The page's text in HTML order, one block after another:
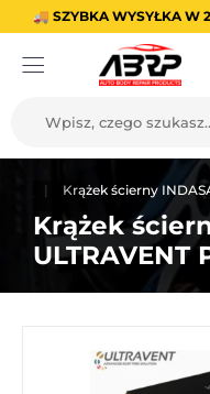
🚚 SZYBKA WYSYŁKA W
Krążek ścierny
Krążek
ULTRAVENT